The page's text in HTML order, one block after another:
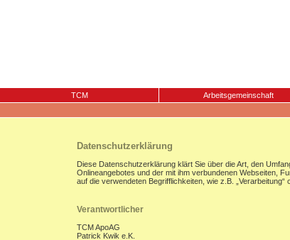
TCM Arbeitsgemeinschaft
Datenschutzerklärung
Diese Datenschutzerklärung klärt Sie über die Art, den
Onlineangebotes und der mit ihm verbundenen Webseiten,
auf die verwendeten Begrifflichkeiten, wie z.B.
Verantwortlicher
TCM ApoAG
Patrick Kwik e.K.